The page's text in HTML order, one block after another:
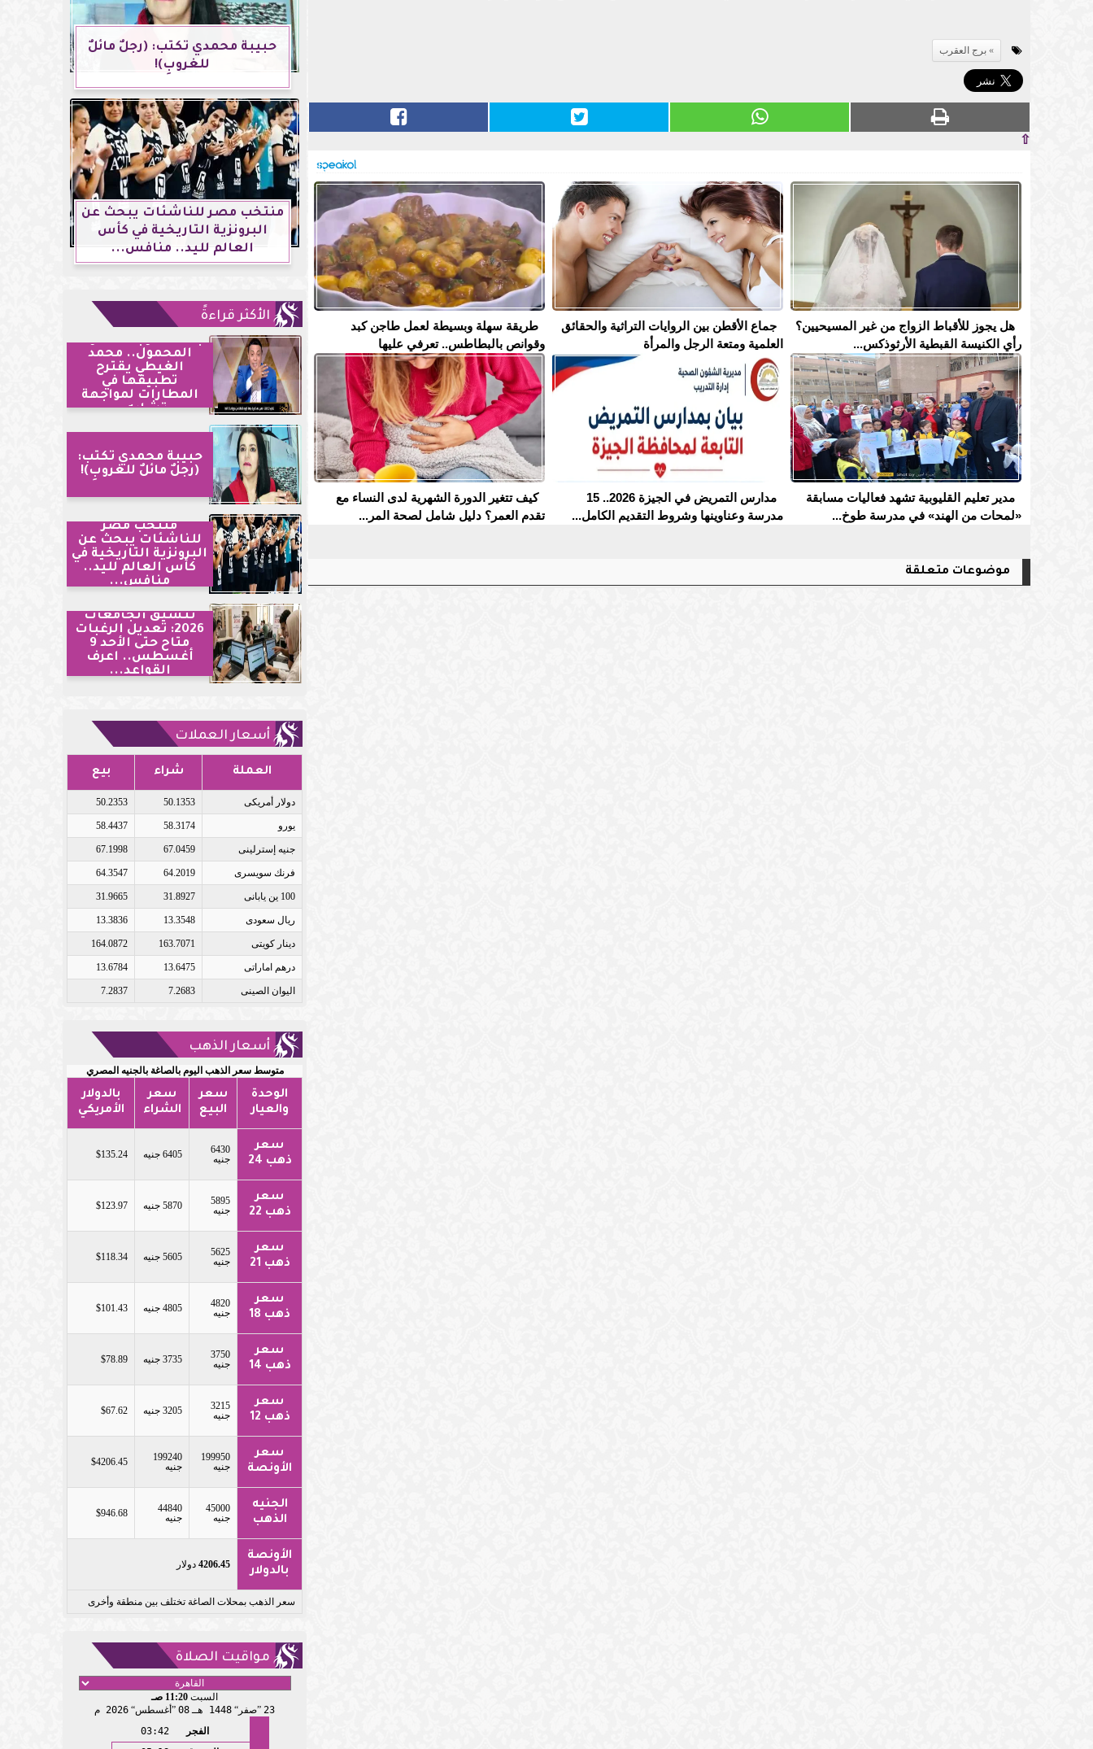
برج العقرب
⇧
هل يجوز للأقباط الزواج من غير المسيحيين؟
رأي الكنيسة القبطية الأرثوذكس...
جماع الأقطن بين الروايات التراثية والحقائق
العلمية ومتعة الرجل والمرأة
طريقة سهلة وبسيطة لعمل طاجن كبد
وقوانص بالبطاطس.. تعرفي عليها
مدير تعليم القليوبية تشهد فعاليات مسابقة
«لمحات من الهند» في مدرسة طوخ...
مدارس التمريض في الجيزة 2026.. 15
مدرسة وعناوينها وشروط التقديم الكامل...
كيف تتغير الدورة الشهرية لدى النساء مع
تقدم العمر؟ دليل شامل لصحة المر...
موضوعات متعلقة
حبيبة محمدي تكتب: (رجلٌ مائلٌ
للغروبِ)!
منتخب مصر للناشئات يبحث عن
البرونزية التاريخية في كأس
العالم لليد.. منافس...
الأكثر قراءةً
بصمة الوجه لخطوط
المحمول.. محمد
الغيطي يقترح
تطبيقها في
المطارات لمواجهة
تشابه...
حبيبة محمدي تكتب:
(رجلٌ مائلٌ للغروبِ)!
منتخب مصر
للناشئات يبحث عن
البرونزية التاريخية في
كأس العالم لليد..
منافس...
تنسيق الجامعات
2026: تعديل الرغبات
متاح حتى الأحد 9
أغسطس.. اعرف
القواعد...
أسعار العملات
العملة شراء بيع
دولار أمريكى 50.1353
50.2353
يورو 58.3174
58.4437
جنيه إسترلينى 67.0459
67.1998
فرنك سويسرى 64.2019
64.3547
100 ين يابانى 31.8927
31.9665
ريال سعودى 13.3548
13.3836
دينار كويتى 163.7071
164.0872
درهم اماراتى 13.6475
13.6784
اليوان الصينى 7.2683
7.2837
أسعار الذهب
متوسط سعر الذهب اليوم بالصاغة بالجنيه المصري
الوحدة
والعيار
سعر
البيع
سعر
الشراء
بالدولار
الأمريكي
سعر
ذهب 24
6430
جنيه
6405 جنيه $135.24
سعر
ذهب 22
5895
جنيه
5870 جنيه $123.97
سعر
ذهب 21
5625
جنيه
5605 جنيه $118.34
سعر
ذهب 18
4820
جنيه
4805 جنيه $101.43
سعر
ذهب 14
3750
جنيه
3735 جنيه $78.89
سعر
ذهب 12
3215
جنيه
3205 جنيه $67.62
سعر
الأونصة
199950
جنيه
199240
جنيه
$4206.45
الجنيه
الذهب
45000
جنيه
44840
جنيه
$946.68
الأونصة
بالدولار
4206.45 دولار
سعر الذهب بمحلات الصاغة تختلف بين منطقة وأخرى
مواقيت الصلاة
السبت 11:20 صـ
23 صفر 1448 هـ 08 أغسطس 2026 م
الفجر
03:42